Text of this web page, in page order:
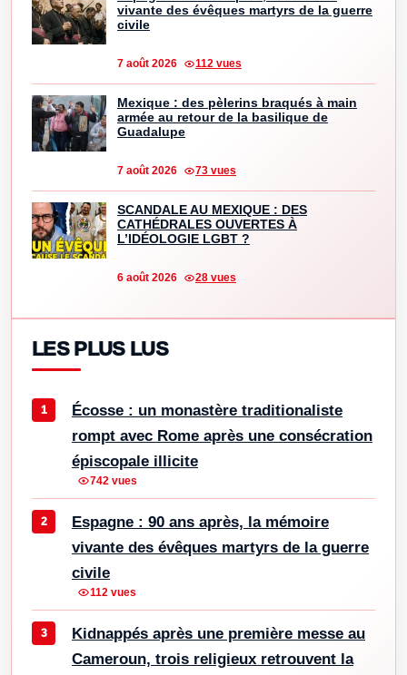
vivante des évêques martyrs de la guerre
civile
7 août 2026 112 vues
Mexique : des pèlerins braqués à main
armée au retour de la basilique de
Guadalupe
7 août 2026 73 vues
SCANDALE AU MEXIQUE : DES
CATHÉDRALES OUVERTES À
L’IDÉOLOGIE LGBT ?
6 août 2026 28 vues
LES PLUS LUS
Écosse : un monastère traditionaliste
rompt avec Rome après une consécration
épiscopale illicite
742 vues
Espagne : 90 ans après, la mémoire
vivante des évêques martyrs de la guerre
civile
112 vues
Kidnappés après une première messe au
Cameroun, trois religieux retrouvent la